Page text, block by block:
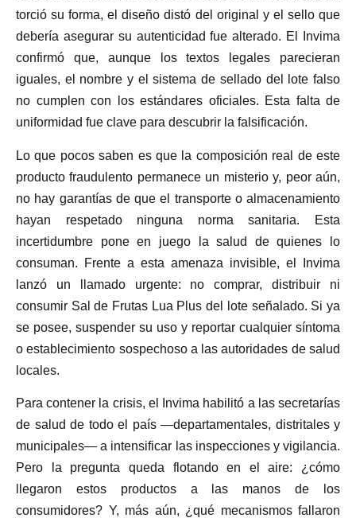
torció su forma, el diseño distó del original y el sello que
debería asegurar su autenticidad fue alterado. El Invima
confirmó que, aunque los textos legales parecieran
iguales, el nombre y el sistema de sellado del lote falso
no cumplen con los estándares oficiales. Esta falta de
uniformidad fue clave para descubrir la falsificación.
Lo que pocos saben es que la composición real de este
producto fraudulento permanece un misterio y, peor aún,
no hay garantías de que el transporte o almacenamiento
hayan respetado ninguna norma sanitaria. Esta
incertidumbre pone en juego la salud de quienes lo
consuman. Frente a esta amenaza invisible, el Invima
lanzó un llamado urgente: no comprar, distribuir ni
consumir Sal de Frutas Lua Plus del lote señalado. Si ya
se posee, suspender su uso y reportar cualquier síntoma
o establecimiento sospechoso a las autoridades de salud
locales.
Para contener la crisis, el Invima habilitó a las secretarías
de salud de todo el país —departamentales, distritales y
municipales— a intensificar las inspecciones y vigilancia.
Pero la pregunta queda flotando en el aire: ¿cómo
llegaron estos productos a las manos de los
consumidores? Y, más aún, ¿qué mecanismos fallaron